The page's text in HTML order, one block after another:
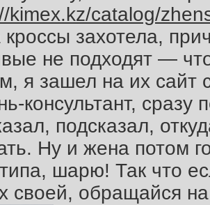
kimex.kz/catalog/
захотела,
не подходят —
я зашел на их сайт
консультант, сразу
подсказал,
Ну и жена потом
шарю! Так что
своей, обращайся